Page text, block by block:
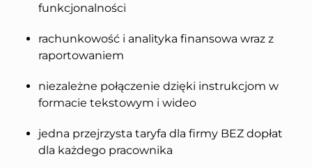
funkcjonalności
rachunkowość i analityka finansowa wraz z
raportowaniem
niezależne połączenie dzięki instrukcjom w
formacie tekstowym i wideo
jedna przejrzysta taryfa dla firmy BEZ dopłat
dla każdego pracownika